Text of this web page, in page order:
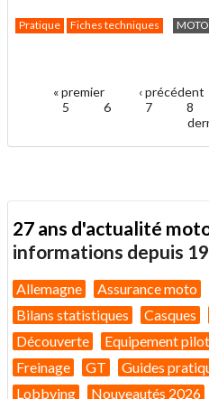
Pratique Fiches techniques
Pages« premier ‹ précédent
5
6 7 8
27 ans d'actualité
informations depuis
Allemagne Assurance moto
Bilans statistiques
Casques
Découverte
Equipement
Freinage
GT Guides
Lobbying
Nouveautés 2026